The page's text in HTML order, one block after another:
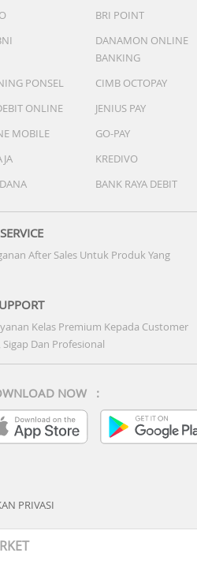
BRI POINT
DANAMON ONLINE
BANKING
PONSEL
CIMB OCTOPAY
ONLINE
JENIUS PAY
MOBILE
GO-PAY
KREDIVO
BANK RAYA DEBIT
After Sales Untuk Produk Yang
Kelas Premium Kepada Customer
Dan Profesional
NOW :
PRIVASI